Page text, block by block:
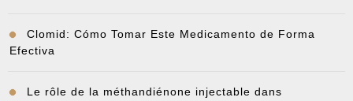
Clomid: Cómo Tomar Este Medicamento de Forma
Efectiva
Le rôle de la méthandiénone injectable dans